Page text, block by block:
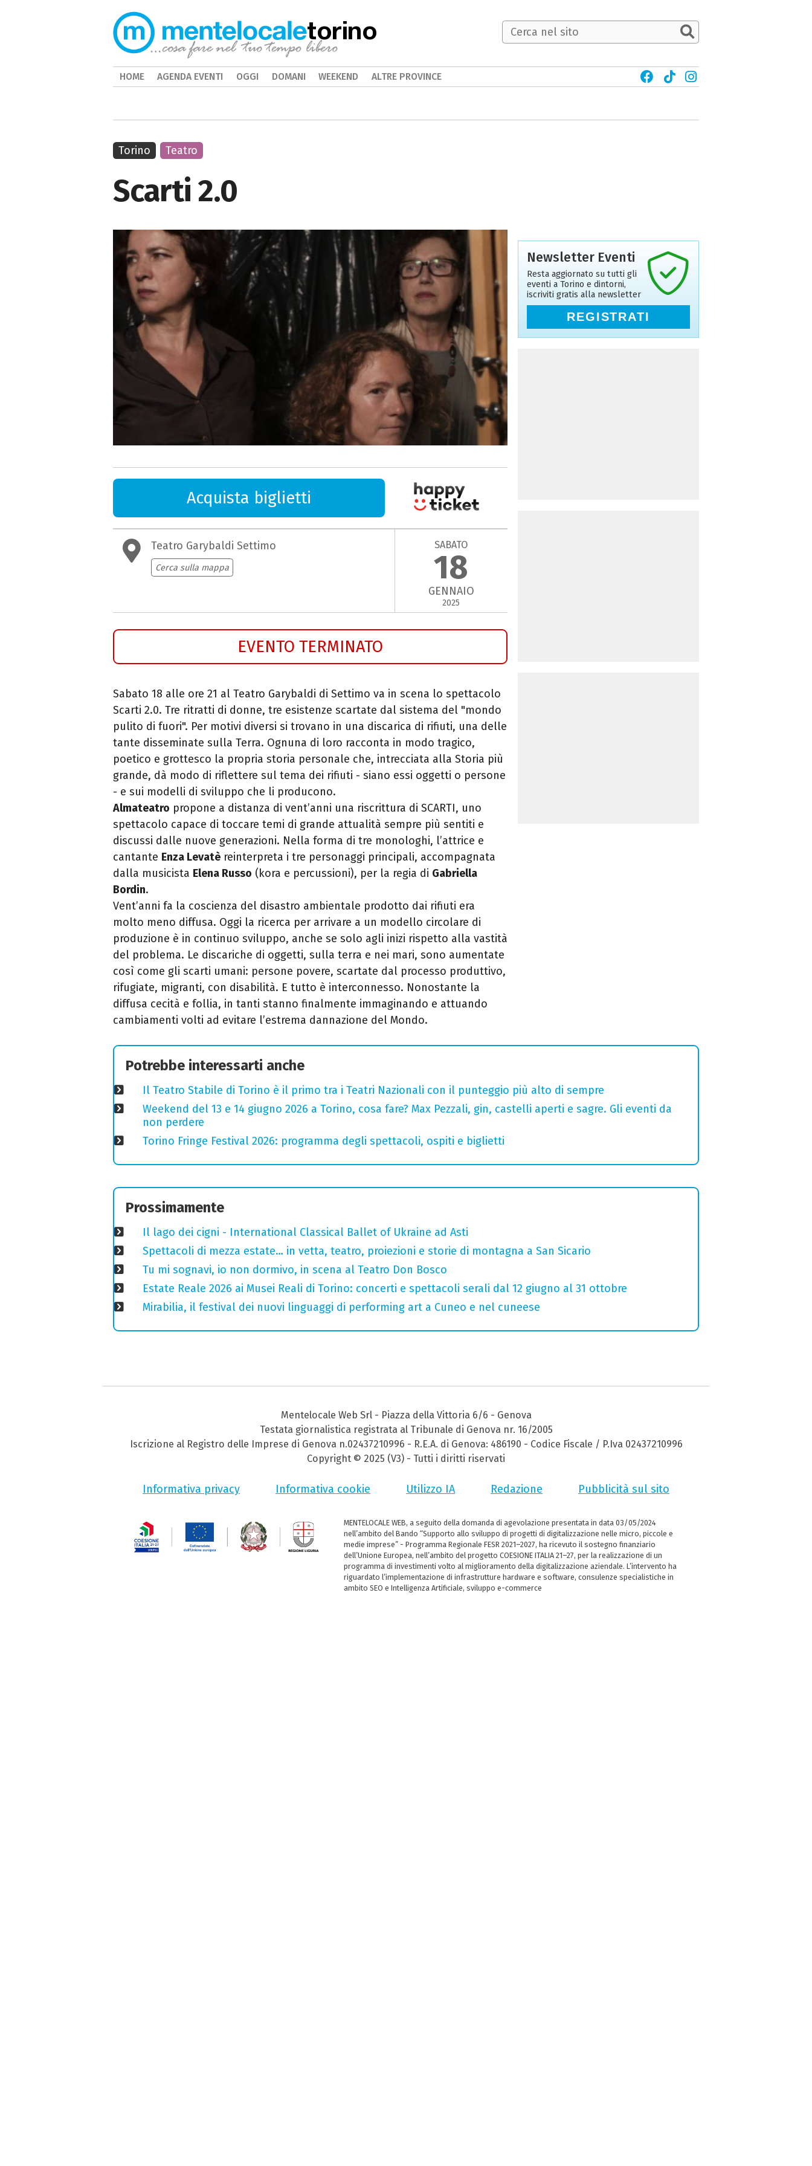
Scarti 2.0
Acquista biglietti
Teatro Garybaldi Settimo
Cerca sulla mappa
SABATO
18
GENNAIO
2025
EVENTO TERMINATO
Sabato 18 alle ore 21 al Teatro Garybaldi di Settimo va in scena lo spettacolo
Scarti 2.0. Tre ritratti di donne, tre esistenze scartate dal sistema del "mondo
pulito di fuori". Per motivi diversi si trovano in una discarica di rifiuti, una delle
tante disseminate sulla Terra. Ognuna di loro racconta in modo tragico,
poetico e grottesco la propria storia personale che, intrecciata alla Storia più
grande, dà modo di riflettere sul tema dei rifiuti - siano essi oggetti o persone
- e sui modelli di sviluppo che li producono.
Almateatro propone a distanza di vent’anni una riscrittura di SCARTI, uno
spettacolo capace di toccare temi di grande attualità sempre più sentiti e
discussi dalle nuove generazioni. Nella forma di tre monologhi, l’attrice e
cantante Enza Levatè reinterpreta i tre personaggi principali, accompagnata
dalla musicista Elena Russo (kora e percussioni), per la regia di Gabriella
Bordin.
Vent’anni fa la coscienza del disastro ambientale prodotto dai rifiuti era
molto meno diffusa. Oggi la ricerca per arrivare a un modello circolare di
produzione è in continuo sviluppo, anche se solo agli inizi rispetto alla vastità
del problema. Le discariche di oggetti, sulla terra e nei mari, sono aumentate
così come gli scarti umani: persone povere, scartate dal processo produttivo,
rifugiate, migranti, con disabilità. E tutto è interconnesso. Nonostante la
diffusa cecità e follia, in tanti stanno finalmente immaginando e attuando
cambiamenti volti ad evitare l’estrema dannazione del Mondo.
Torino Teatro
Newsletter Eventi
Resta aggiornato su tutti gli
eventi a Torino e dintorni,
iscriviti gratis alla newsletter
REGISTRATI
Potrebbe interessarti anche
Il Teatro Stabile di Torino è il primo tra i Teatri Nazionali con il punteggio più alto di sempre
Weekend del 13 e 14 giugno 2026 a Torino, cosa fare? Max Pezzali, gin, castelli aperti e sagre. Gli eventi da
non perdere
Torino Fringe Festival 2026: programma degli spettacoli, ospiti e biglietti
Prossimamente
Il lago dei cigni - International Classical Ballet of Ukraine ad Asti
Spettacoli di mezza estate… in vetta, teatro, proiezioni e storie di montagna a San Sicario
Tu mi sognavi, io non dormivo, in scena al Teatro Don Bosco
Estate Reale 2026 ai Musei Reali di Torino: concerti e spettacoli serali dal 12 giugno al 31 ottobre
Mirabilia, il festival dei nuovi linguaggi di performing art a Cuneo e nel cuneese
torino
HOME AGENDA EVENTI OGGI DOMANI WEEKEND ALTRE PROVINCE
Mentelocale Web Srl - Piazza della Vittoria 6/6 - Genova
Testata giornalistica registrata al Tribunale di Genova nr. 16/2005
Iscrizione al Registro delle Imprese di Genova n.02437210996 - R.E.A. di Genova: 486190 - Codice Fiscale / P.Iva 02437210996
Copyright © 2025 (V3) - Tutti i diritti riservati
Informativa privacy Informativa cookie Utilizzo IA Redazione Pubblicità sul sito
MENTELOCALE WEB, a seguito della domanda di agevolazione presentata in data 03/05/2024
nell’ambito del Bando “Supporto allo sviluppo di progetti di digitalizzazione nelle micro, piccole e
medie imprese” - Programma Regionale FESR 2021–2027, ha ricevuto il sostegno finanziario
dell’Unione Europea, nell’ambito del progetto COESIONE ITALIA 21–27, per la realizzazione di un
programma di investimenti volto al miglioramento della digitalizzazione aziendale. L’intervento ha
riguardato l’implementazione di infrastrutture hardware e software, consulenze specialistiche in
ambito SEO e Intelligenza Artificiale, sviluppo e-commerce